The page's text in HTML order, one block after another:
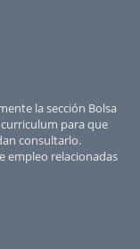
la sección Bolsa
para que
consultarlo.
empleo relacionadas